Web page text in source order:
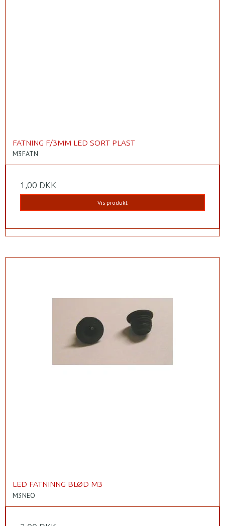
FATNING F/3MM LED SORT PLAST
M3FATN
1,00 DKK
Vis produkt
LED FATNINNG BLØD M3
M3NEO